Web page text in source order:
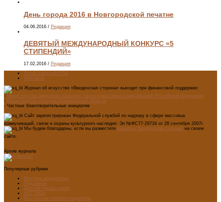
День города 2016 в Новгородской печатне
04.06.2016 / Редакция
ДЕВЯТЫЙ МЕЖДУНАРОДНЫЙ КОНКУРС «5
СТИПЕНДИЙ»
17.02.2016 / Редакция
Лента новостей RSS
Vkontakte
Журнал об искусстве «Введенская сторона» выходит при финансовой поддержке:
- Министерства цифрового развития, связи и массовых коммуникаций Российской Федерации
- Министерство культуры Новгородской области
- Частных благотворительных инициатив
Сайт зарегистрирован Федеральной службой по надзору в сфере массовых
коммуникаций, связи и охраны культурного наследия: Эл №ФС77-29734 от 28 сентября 2007г.
Мы будем благодарны, если вы разместите баннеры "Введенской стороны" на своем
сайте.
Архив журнала
Популярные рубрики
Мастера модернизма
Педсоветы
Детский дизайн-центр
ART WEB
Мастерская главного редактора